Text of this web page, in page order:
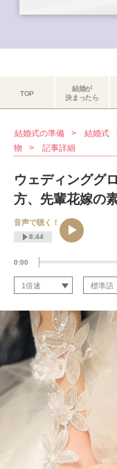
TOP
結婚が
決まったら
結婚式の準備 結婚式
物
記事詳細
ウェディンググ
方、先輩花嫁の
音声で聴く！
8:44
0:00